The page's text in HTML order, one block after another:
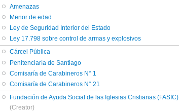
Amenazas
Menor de edad
Ley de Seguridad Interior del Estado
Ley 17.798 sobre control de armas y explosivos
Cárcel Pública
Penitenciaría de Santiago
Comisaría de Carabineros N° 1
Comisaría de Carabineros N° 21
Fundación de Ayuda Social de las Iglesias Cristianas (FASIC)
(Creator)